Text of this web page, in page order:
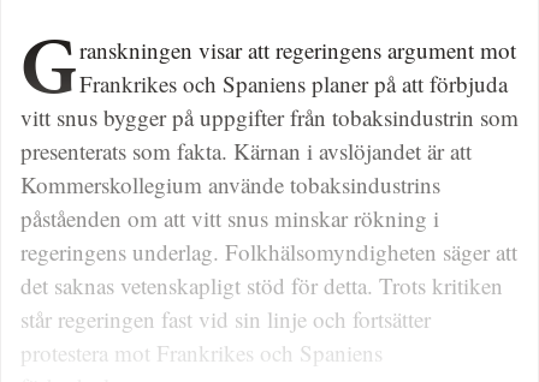
Granskningen visar att regeringens argument motFrankrikes och Spaniens planer på att förbjuda
vitt snus bygger på uppgifter från tobaksindustrin som
presenterats som fakta. Kärnan i avslöjandet är att
Kommerskollegium använde tobaksindustrins
påståenden om att vitt snus minskar rökning i
regeringens underlag. Folkhälsomyndigheten säger att
det saknas vetenskapligt stöd för detta. Trots kritiken
står regeringen fast vid sin linje och fortsätter
protestera mot Frankrikes och Spaniens